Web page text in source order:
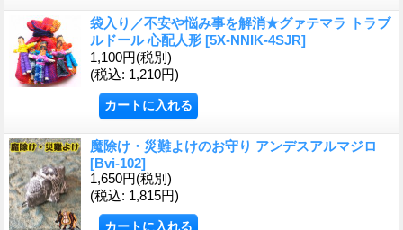
袋入り／不安や悩み事を解消★グァテマラ トラブ
ルドール 心配人形 [5X-NNIK-4SJR]
1,100円(税別)
(税込: 1,210円)
魔除け・災難よけのお守り アンデスアルマジロ
[Bvi-102]
1,650円(税別)
(税込: 1,815円)